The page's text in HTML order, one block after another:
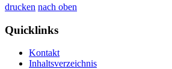
drucken nach oben
Quicklinks
Kontakt
Inhaltsverzeichnis